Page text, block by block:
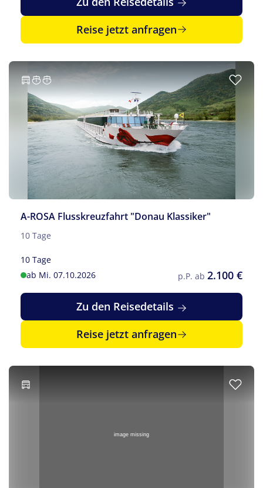
Reise jetzt anfragen
A-ROSA Flusskreuzfahrt "Donau Klassiker"
10 Tage
10 Tage
ab Mi. 07.10.2026
p.P. ab 2.100 €
Zu den Reisedetails
Reise jetzt anfragen